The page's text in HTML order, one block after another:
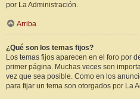
por La Administración.
Arriba
¿Qué son los temas fijos?
Los temas fijos aparecen en el foro por
primer página. Muchas veces son
vez que sea posible. Como en los
para fijar un tema son otorgados por La